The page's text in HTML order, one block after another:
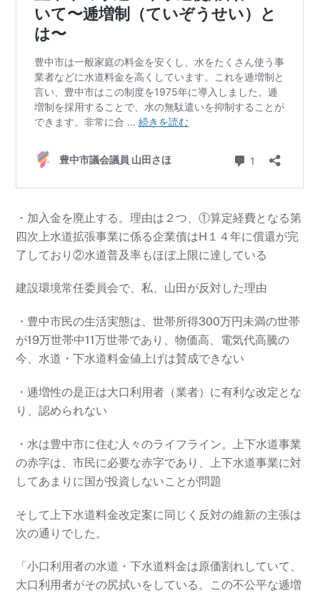
・加入金を廃止する。理由は２つ、①算定経費となる第
四次上水道拡張事業に係る企業債はH１４年に償還が完
了しており②水道普及率もほぼ上限に達している
建設環境常任委員会で、私、山田が反対した理由
・豊中市民の生活実態は、世帯所得300万円未満の世帯
が19万世帯中11万世帯であり、物価高、電気代高騰の
今、水道・下水道料金値上げは賛成できない
・逓増性の是正は大口利用者（業者）に有利な改定とな
り、認められない
・水は豊中市に住む人々のライフライン。上下水道事業
の赤字は、市民に必要な赤字であり、上下水道事業に対
してあまりに国が投資しないことが問題
そして上下水道料金改定案に同じく反対の維新の主張は
次の通りでした。
「小口利用者の水道・下水道料金は原価割れしていて、
大口利用者がその尻拭いをしている。この不公平な逓増